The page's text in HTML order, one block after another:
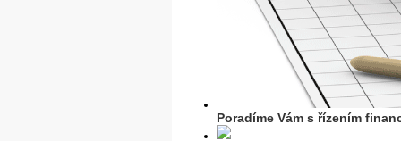
Poradíme Vám s řízením